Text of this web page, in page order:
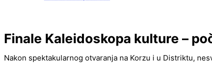
Finale Kaleidoskopa kulture –
Nakon spektakularnog otvaranja na Korzu i u Distriktu,